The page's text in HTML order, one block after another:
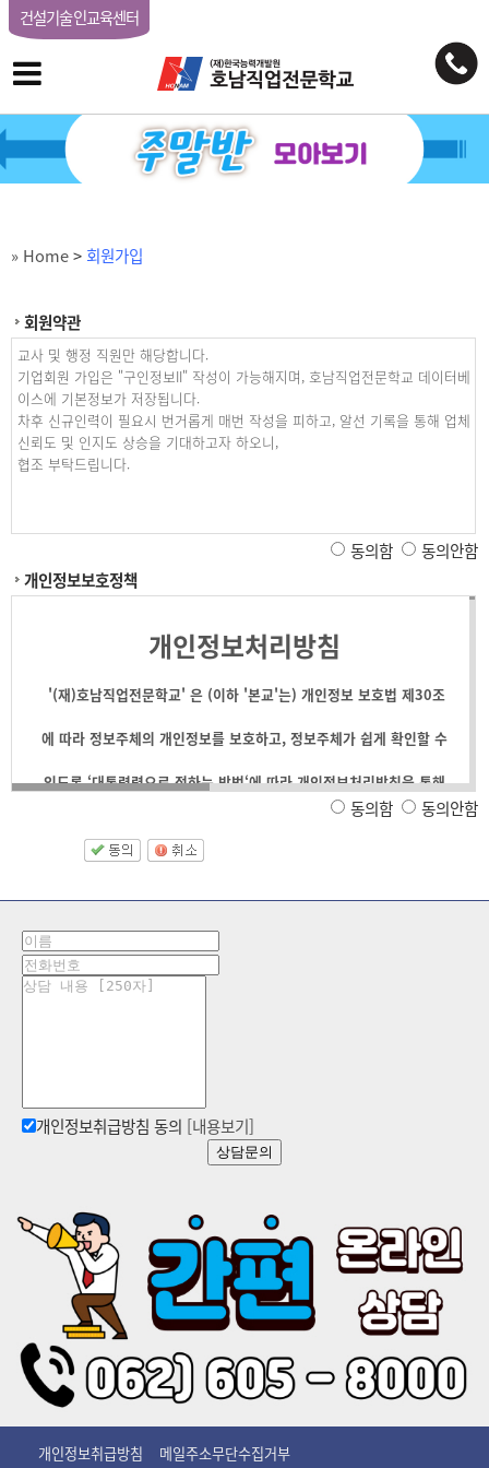
건설기술인교육센터
» Home> 회원가입
회원약관
교사 및 행정 직원만 해당합니다.
기업회원 가입은 "구인정보II" 작성이 가능해지며, 호남직업전문학교 데이터베
이스에 기본정보가 저장됩니다.
차후 신규인력이 필요시 번거롭게 매번 작성을 피하고, 알선 기록을 통해 업체
신뢰도 및 인지도 상승을 기대하고자 하오니,
협조 부탁드립니다.
동의함
동의안함
개인정보보호정책
개인정보처리방침
'(재)호남직업전문학교' 은 (이하 '본교'는) 개인정보 보호법 제30조
에 따라 정보주체의 개인정보를 보호하고, 정보주체가 쉽게 확인할 수
있도록 ‘대통령령으로 정하는 방법‘에 따라 개인정보처리방침을 통해
개인정보의 처리 목적
정보주체와 법정대리인의 권리ㆍ의무 및 그 행사방법에 관한 사항
인터넷 접속정보파일 등 개인정보를 자동으로 수집하는 장치의 설
그 밖에 개인정보의 처리에 관하여 대통령령으로 정한 사항
① 개인정보처리자는 다음 각 호의 사항이 포함된 개인정보의 처리 방
침(이하 "개인정보 처리방침"이라 한다)을 정하여야 한다. 이 경우 공
동의함 동의안함
개인정보취급방침 동의 [내용보기]
상담문의
개인정보취급방침 메일주소무단수집거부